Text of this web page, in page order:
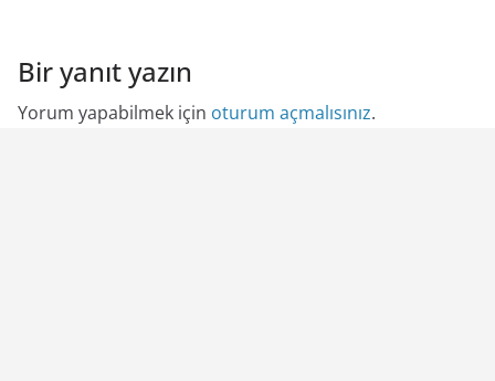
Bir yanıt yazın
Yorum yapabilmek için oturum açmalısınız.